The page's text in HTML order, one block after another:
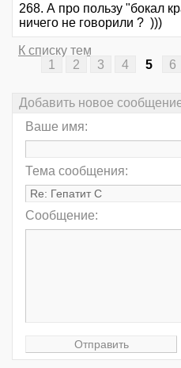
268. А про пользу "бокал
ничего не говорили ? )))
К списку тем
1
2 3 4 5 6
Добавить новое
Ваше имя:
Тема сообщения:
Сообщение: